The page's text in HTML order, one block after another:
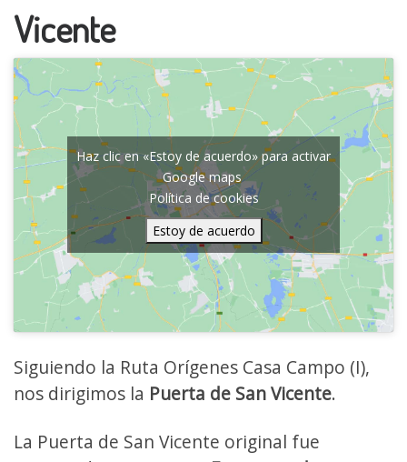
Vicente
Haz clic en «Estoy de acuerdo» para activar
Google maps
Política de cookies
Estoy de acuerdo
Siguiendo la Ruta Orígenes Casa Campo (I),
nos dirigimos la Puerta de San Vicente.
La Puerta de San Vicente original fue